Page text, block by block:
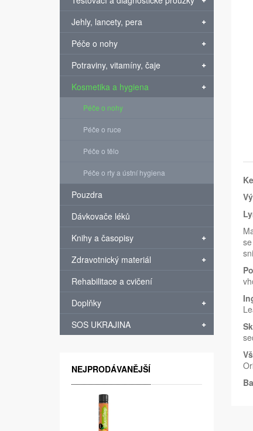
Jehly, lancety, pera
Péče o nohy
Potraviny, vitamíny, čaje
Kosmetika a hygiena
Péče o nohy
Péče o ruce
Péče o tělo
Péče o rty a ústní hygiena
Pouzdra
Dávkovače léků
Knihy a časopisy
Zdravotnický materiál
Rehabilitace a cvičení
Doplňky
SOS UKRAJINA
NEJPRODÁVANĚJŠÍ